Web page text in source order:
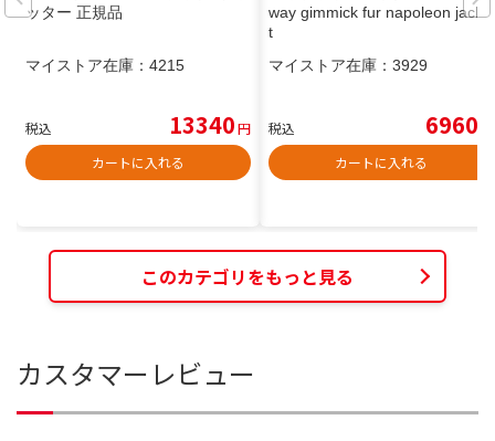
ッター 正規品
マイストア在庫： 4215
税込 13340円
カートに入れる
way gimmick fur napoleon jacke
t
マイストア在庫： 3929
税込 6960
カートに入れる
このカテゴリをもっと見る
カスタマーレビュー